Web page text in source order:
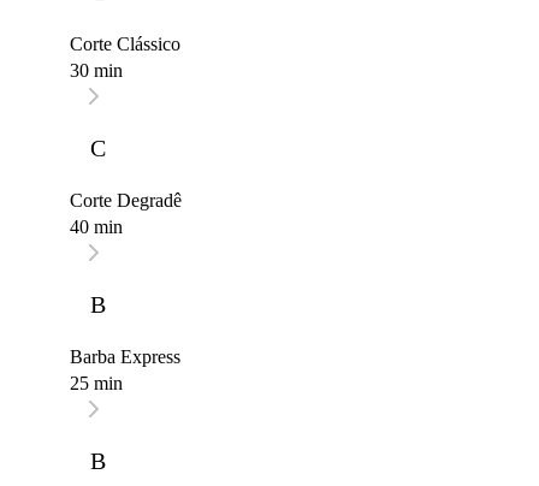
Corte Clássico
30 min
C
Corte Degradê
40 min
B
Barba Express
25 min
B